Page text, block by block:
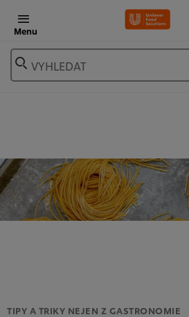
Menu
VYHLEDAT
TIPY A TRIKY NEJEN Z GASTRONOMIE